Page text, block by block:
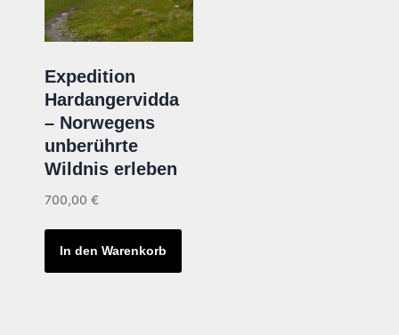
Expedition
Hardangervidda
– Norwegens
unberührte
Wildnis erleben
700,00 €
In den Warenkorb